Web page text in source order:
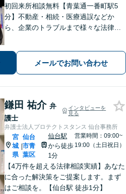
初回来所相談無料【青葉通一番町駅5
分】不動産・相続・医療過誤などか
ら、企業のトラブルまで様々な法律問
くことを最も重視しています。お困り
の方はご相談ください。9名の弁護士が
メールでお問い合わせ
鎌田 祐介 弁
護士
インタビューを
見る
弁護士法人プロテクトスタンス 仙台事務所
宮
城
県
|
仙台
市青
葉区
仙台駅
から徒歩
1分
営業時間：09:00~
19:00（土日祝日）
【4万件を超える法律相談実績】あなた
に合った解決策をご提案します。まず
はご相談を。【仙台駅 徒歩1分】